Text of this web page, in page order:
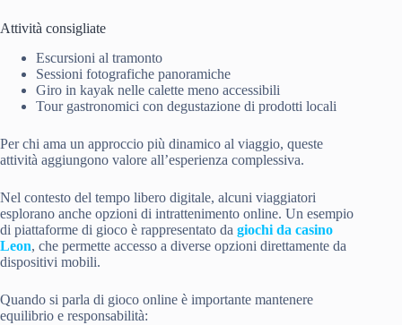
Attività consigliate
Escursioni al tramonto
Sessioni fotografiche panoramiche
Giro in kayak nelle calette meno accessibili
Tour gastronomici con degustazione di prodotti locali
Per chi ama un approccio più dinamico al viaggio, queste
attività aggiungono valore all’esperienza complessiva.
Nel contesto del tempo libero digitale, alcuni viaggiatori
esplorano anche opzioni di intrattenimento online. Un esempio
di piattaforme di gioco è rappresentato da giochi da casino
Leon, che permette accesso a diverse opzioni direttamente da
dispositivi mobili.
Quando si parla di gioco online è importante mantenere
equilibrio e responsabilità: